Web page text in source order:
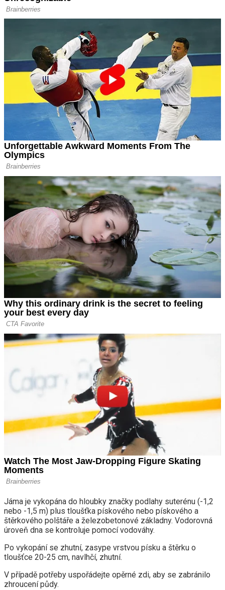
Jáma je vykopána do hloubky značky podlahy suterénu (-1,2
nebo -1,5 m) plus tloušťka pískového nebo pískového a
štěrkového polštáře a železobetonové základny. Vodorovná
úroveň dna se kontroluje pomocí vodováhy.
Po vykopání se zhutní, zasype vrstvou písku a štěrku o
tloušťce 20-25 cm, navlhčí, zhutní.
V případě potřeby uspořádejte opěrné zdi, aby se zabránilo
zhroucení půdy.